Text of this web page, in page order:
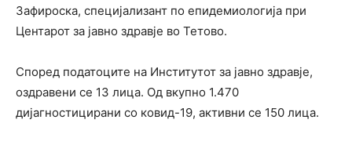
Зафироска, специјализант по епидемиологија при
Центарот за јавно здравје во Тетово.
Според податоците на Институтот за јавно здравје,
оздравени се 13 лица. Од вкупно 1.470
дијагностицирани со ковид-19, активни се 150 лица.